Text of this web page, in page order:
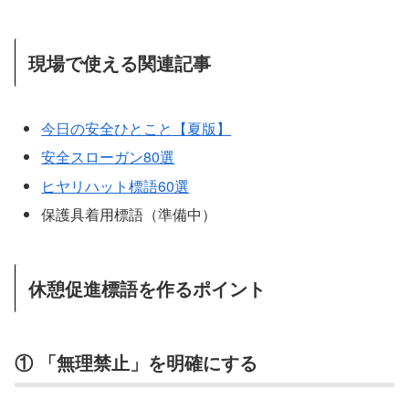
現場で使える関連記事
今日の安全ひとこと【夏版】
安全スローガン80選
ヒヤリハット標語60選
保護具着用標語（準備中）
休憩促進標語を作るポイント
① 「無理禁止」を明確にする